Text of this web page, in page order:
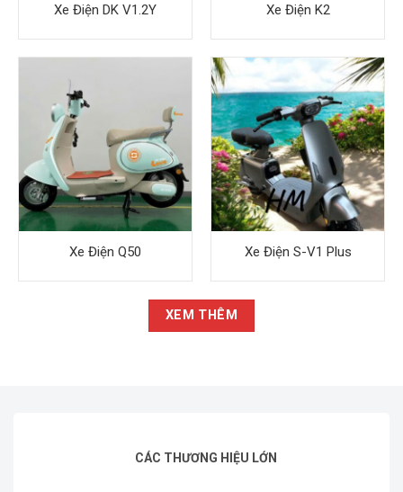
Xe Điện DK V1.2Y Xe Điện K2
Xe Điện Q50 Xe Điện S-V1 Plus
XEM THÊM
CÁC THƯƠNG HIỆU LỚN